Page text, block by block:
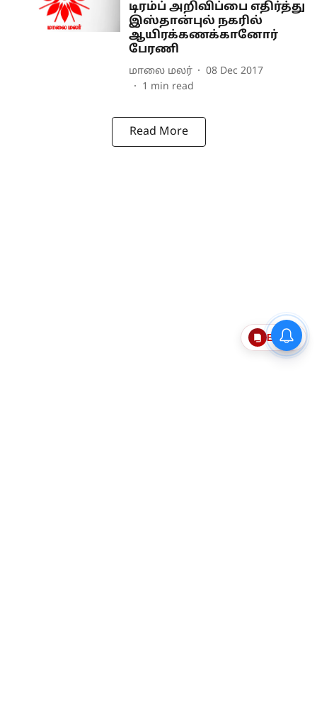
டிரம்ப் அறிவிப்பை எதிர்த்து
இஸ்தான்புல் நகரில்
ஆயிரக்கணக்கானோர்
பேரணி
மாலை மலர்
08 Dec 2017
1 min read
Read More
Epaper